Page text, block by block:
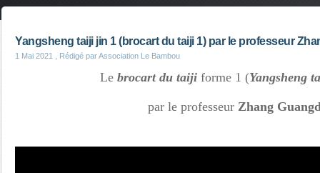
Yangsheng taiji jin 1 (brocart du taiji 1) par le professeur
1 Mai 2021 , Rédigé par Association Le Bambou
Le brocart du taiji forme 1 (Yangsheng
par le professeur Zhang